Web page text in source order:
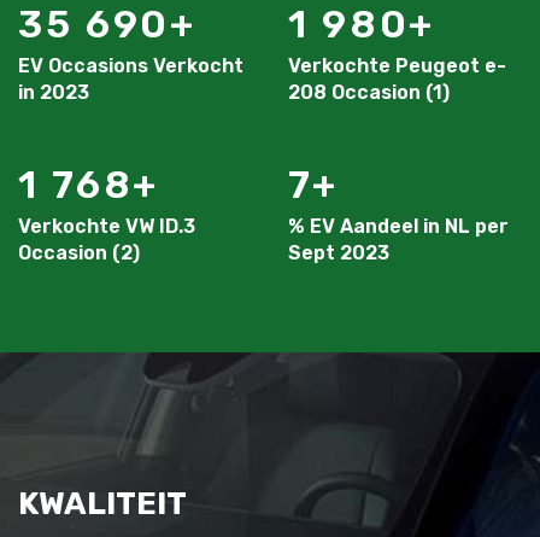
35 690
EV Occasions Verkocht
in 2023
1 980
Verkochte Peugeot e-
208 Occasion (1)
1 768
Verkochte VW ID.3
Occasion (2)
7
% EV Aandeel in NL per
Sept 2023
KWALITEIT